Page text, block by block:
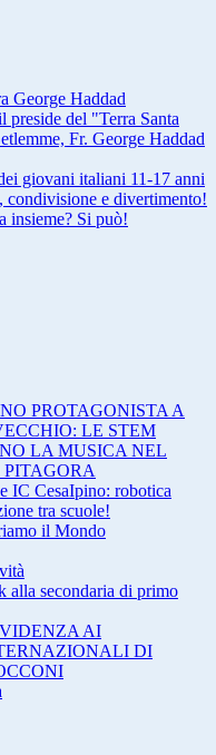
George Haddad
preside del "Terra Santa
Fr. George Haddad
giovani italiani 11-17 anni
condivisione e divertimento!
insieme? Si può!
PROTAGONISTA A
LE STEM
LA MUSICA NEL
PITAGORA
IC CesaIpino: robotica
tra scuole!
il Mondo
alla secondaria di primo
AI
DI